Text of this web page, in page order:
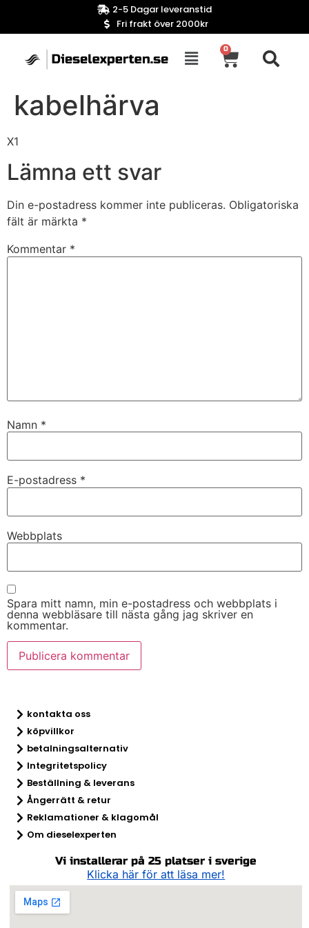
2-5 Dagar leveranstid
Fri frakt över 2000kr
0
kabelhärva
X1
Lämna ett svar
Din e-postadress kommer inte publiceras. Obligatoriska
fält är märkta *
Kommentar *
Namn *
E-postadress *
Webbplats
Spara mitt namn, min e-postadress och webbplats i
denna webbläsare till nästa gång jag skriver en
kommentar.
kontakta oss
köpvillkor
betalningsalternativ
Integritetspolicy
Beställning & leverans
Ångerrätt & retur​
Reklamationer & klagomål
Om dieselexperten
Vi installerar på 25 platser i sverige
Klicka här för att läsa mer!